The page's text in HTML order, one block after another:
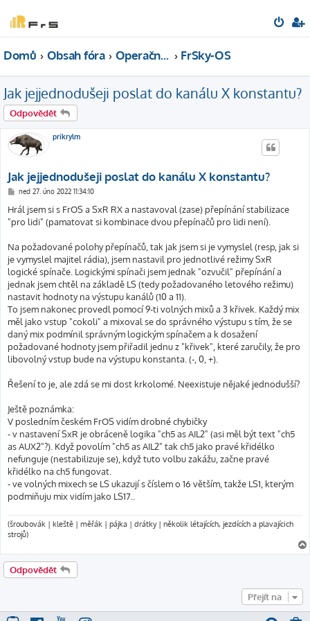
Domů Obsah fóra Operační systémy FrSky-OS
Jak jejjednodušeji poslat do kanálu X konstantu?
Odpovědět
prikrylm
Jak jejjednodušeji poslat do kanálu X konstantu?
P
í
s
p
e
k
ned 27. úno 2022 11:34:10
Hrál jsem si s FrOS a SxR RX a nastavoval (zase) přepínání stabilizace
"pro lidi" (pamatovat si kombinace dvou přepínačů pro lidi není).
Na požadované polohy přepínačů, tak jak jsem si je vymyslel (resp, jak si
je vymyslel majitel rádia), jsem nastavil pro jednotlivé režimy SxR
logické spínače. Logickými spínači jsem jednak "ozvučil" přepínání a
jednak jsem chtěl na základě LS (tedy požadovaného letového režimu)
nastavit hodnoty na výstupu kanálů (10 a 11).
To jsem nakonec provedl pomocí 9-ti volných mixů a 3 křivek. Každý mix
měl jako vstup "cokoli" a mixoval se do správného výstupu s tím, že se
daný mix podmínil správným logickým spínačem a k dosažení
požadované hodnoty jsem přiřadil jednu z "křivek", které zaručily, že pro
libovolný vstup bude na výstupu konstanta. (-, 0, +).
Řešení to je, ale zdá se mi dost krkolomé. Neexistuje nějaké jednodušší?
Ještě poznámka:
V posledním českém FrOS vidím drobné chybičky
- v nastavení SxR je obráceně logika "ch5 as AIL2" (asi měl být text "ch5
as AUX2"?). Když povolím "ch5 as AIL2" tak ch5 jako pravé křidélko
nefunguje (nestabilizuje se), když tuto volbu zakážu, začne pravé
křidélko na ch5 fungovat.
- ve volných mixech se LS ukazují s číslem o 16 větším, takže LS1, kterým
podmiňuju mix vidím jako LS17..
(šroubovák | kleště | měřák | pájka | drátky | několik létajících, jezdících a plavajícich
strojů)
Odpovědět
Přejít na